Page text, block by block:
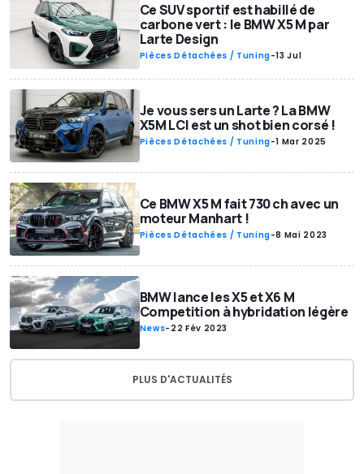
Ce SUV sportif est habillé de
carbone vert : le BMW X5 M par
Larte Design
Pièces Détachées / Tuning-13 Jul
Je vous sers un Larte ? La BMW
X5M LCI est un shot bien corsé !
Pièces Détachées / Tuning-1 Mar 2025
Ce BMW X5 M fait 730 ch avec un
moteur Manhart !
Pièces Détachées / Tuning-8 Mai 2023
BMW lance les X5 et X6 M
Competition à hybridation légère
News- 22 Fév 2023
PLUS D'ACTUALITÉS